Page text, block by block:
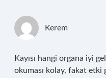
Kerem
Kayısı hangi organa iyi
okuması kolay, fakat etki